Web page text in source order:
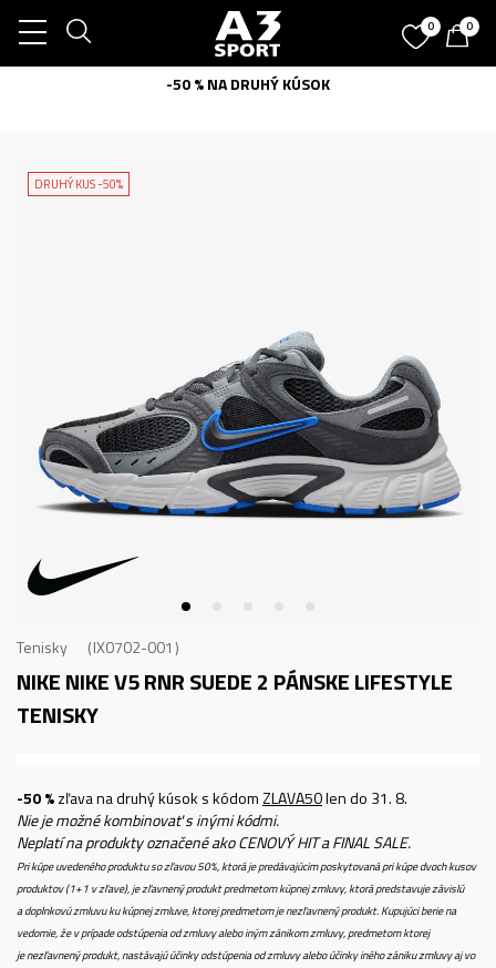
0 0
-50 % NA DRUHÝ KÚSOK
DRUHÝ KUS -50%
Tenisky IX0702-001
NIKE NIKE V5 RNR SUEDE 2 PÁNSKE LIFESTYLE
TENISKY
-50 %zľava na druhý kúsok s kódomZLAVA50len do 31. 8.
Nie je možné kombinovať s inými kódmi.
Neplatí na produkty označené ako CENOVÝ HIT a FINAL SALE.
Pri kúpe uvedeného produktu so zľavou 50%, ktorá je predávajúcim poskytovaná pri kúpe dvoch kusov
produktov (1+1 v zľave), je zľavnený produkt predmetom kúpnej zmluvy, ktorá predstavuje závislú
a doplnkovú zmluvu ku kúpnej zmluve, ktorej predmetom je nezľavnený produkt. Kupujúci berie na
vedomie, že v prípade odstúpenia od zmluvy alebo iným zánikom zmluvy, predmetom ktorej
je nezľavnený produkt, nastávajú účinky odstúpenia od zmluvy alebo účinky iného zániku zmluvy aj vo